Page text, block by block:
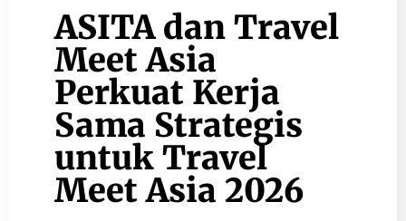
ASITA dan Travel
Meet Asia
Perkuat Kerja
Sama Strategis
untuk Travel
Meet Asia 2026